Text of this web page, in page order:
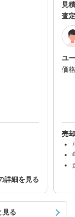
詳細を見る
見
査
ユ
価
売
見る